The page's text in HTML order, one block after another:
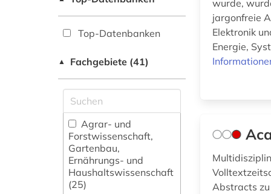
Top-Datenbanken
▲ Fachgebiete (41)
Agrar- und
Forstwissenschaft,
Gartenbau,
Ernährungs- und
Haushaltswissenschaft
(25)
wurde,
jargonfreie
Elektronik
Energie,
Abstracts